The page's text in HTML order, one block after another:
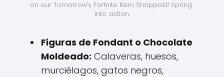
on our Tomorrow's Fortnite Item Shoppost! Spring
into action.
Figuras de Fondant o Chocolate
Moldeado: Calaveras, huesos,
murciélagos, gatos negros,